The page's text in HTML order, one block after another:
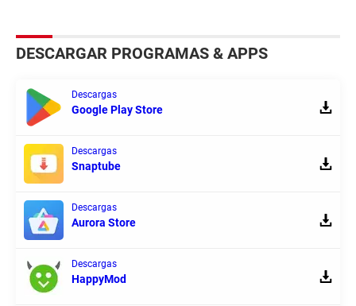
DESCARGAR PROGRAMAS & APPS
Descargas
Google Play Store
Descargas
Snaptube
Descargas
Aurora Store
Descargas
HappyMod